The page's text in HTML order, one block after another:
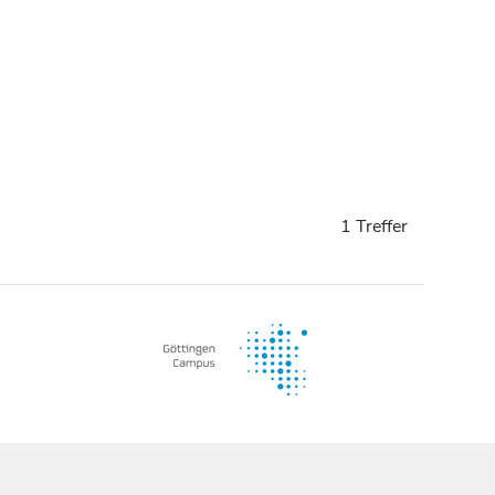
1 Treffer